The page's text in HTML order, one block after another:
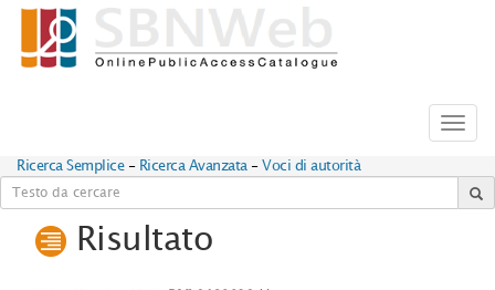
Ricerca Semplice - Ricerca Avanzata - Voci di autorità
Risultato